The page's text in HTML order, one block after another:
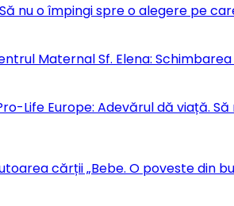
nu o împingi spre o alegere pe
Maternal Sf. Elena:
Life Europe: Adevărul dă viață.
cărții „Bebe. O poveste din